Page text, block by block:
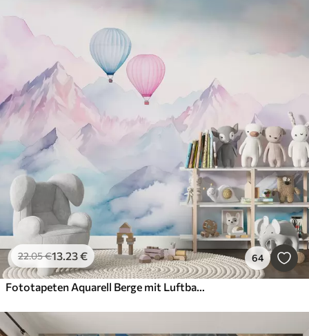
22.05€13.23€ 64
Fototapeten Aquarell Berge mit Luftballons, ätherisch, blaue Farben